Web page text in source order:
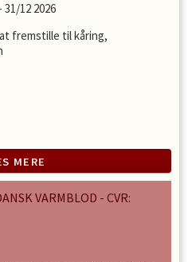
31/12 2026
fremstille til kåring,
MERE
VARMBLOD - CVR: